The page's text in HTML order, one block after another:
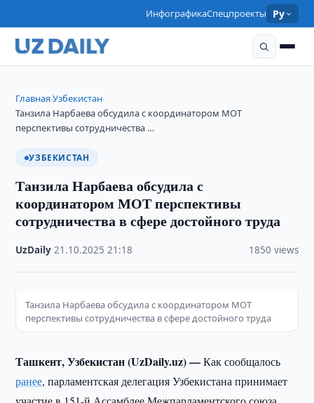
ИнфографикаСпецпроекты Ру
Главная›Узбекистан›
Танзила Нарбаева обсудила с координатором МОТ
перспективы сотрудничества …
УЗБЕКИСТАН
Танзила Нарбаева обсудила с
координатором МОТ перспективы
сотрудничества в сфере достойного труда
UzDaily ·21.10.2025 ·21:18 1850 views
Танзила Нарбаева обсудила с координатором МОТ
перспективы сотрудничества в сфере достойного труда
Ташкент, Узбекистан (UzDaily.uz) —Как сообщалось
ранее, парламентская делегация Узбекистана принимает